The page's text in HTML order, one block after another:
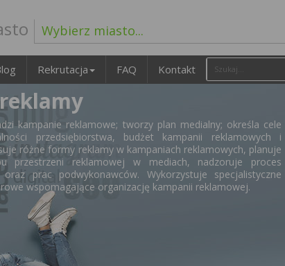
Wybierz miasto...
Rekrutacja FAQ Kontakt
kampanie reklamowe; tworzy plan medialny; określa cele
przedsiębiorstwa, budżet kampanii reklamowych i
różne formy reklamy w kampaniach reklamowych, planuje
przestrzeni reklamowej w mediach, nadzoruje proces
prac podwykonawców. Wykorzystuje specjalistyczne
wspomagające organizację kampanii reklamowej.